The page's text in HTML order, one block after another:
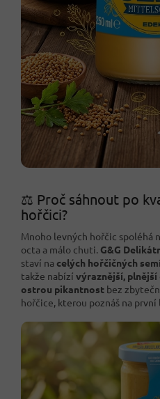
⚖️ Proč sáhnout po
hořčici?
Mnoho levných hořčic spoléhá
octa a málo chuti. G&G
staví na celých hořčičných
takže nabízí výraznější, plnější
ostrou pikantnost bez
hořčice, kterou poznáš na první